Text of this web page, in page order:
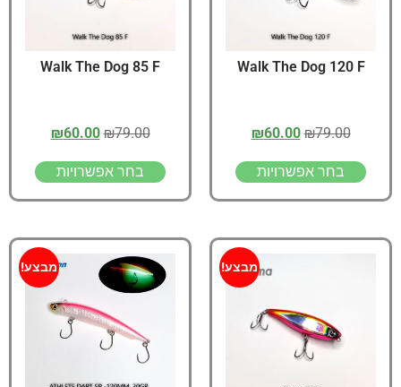
Walk The Dog 120 F
₪79.00
₪60.00
בחר אפשרויות
Walk The Dog 85 F
₪79.00
₪60.00
בחר אפשרויות
מבצע! מבצע!